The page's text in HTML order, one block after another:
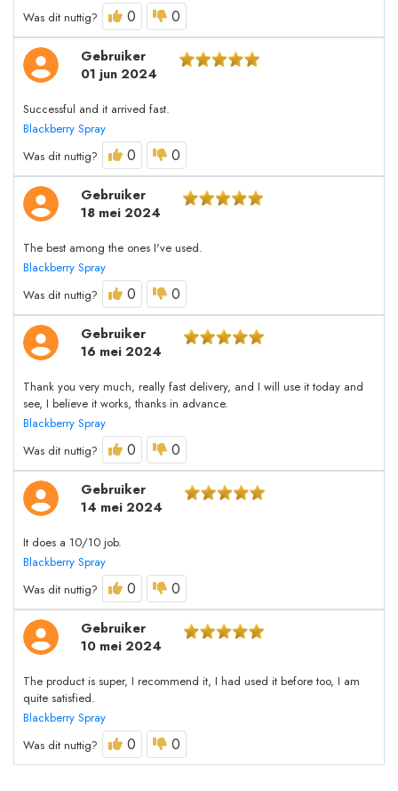
Was dit nuttig?
0 0
Gebruiker
01 jun 2024
Successful and it arrived fast.
Blackberry Spray
Was dit nuttig?
0 0
Gebruiker
18 mei 2024
The best among the ones I've used.
Blackberry Spray
Was dit nuttig?
0 0
Gebruiker
16 mei 2024
Thank you very much, really fast delivery, and I will use it today and
see, I believe it works, thanks in advance.
Blackberry Spray
Was dit nuttig?
0 0
Gebruiker
14 mei 2024
It does a 10/10 job.
Blackberry Spray
Was dit nuttig?
0 0
Gebruiker
10 mei 2024
The product is super, I recommend it, I had used it before too, I am
quite satisfied.
Blackberry Spray
Was dit nuttig?
0 0